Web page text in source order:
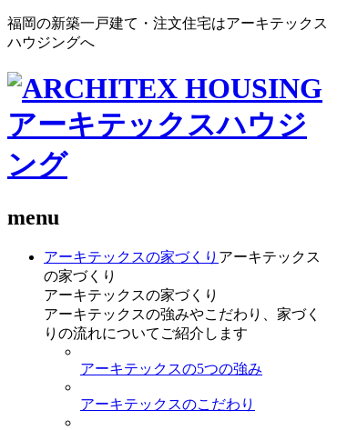
福岡の新築一戸建て・注文住宅はアーキテックス
ハウジングへ
menu
アーキテックスの家づくり アーキテックス
の家づくり
アーキテックスの家づくり
アーキテックスの強みやこだわり、家づく
りの流れについてご紹介します
アーキテックスの5つの強み
アーキテックスのこだわり